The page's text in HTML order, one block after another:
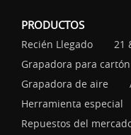
PRODUCTOS
Recién Llegado
21
Grapadora para cartón
Grapadora de aire
Herramienta especial
Repuestos del